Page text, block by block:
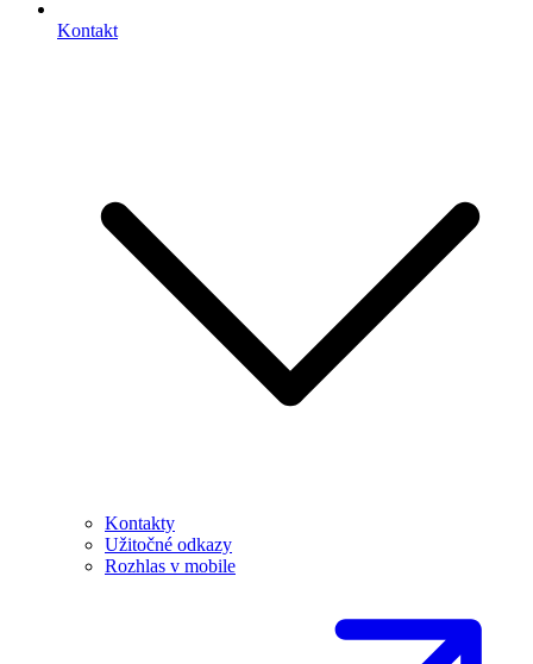
Kontakt
Kontakty
Užitočné odkazy
Rozhlas v mobile